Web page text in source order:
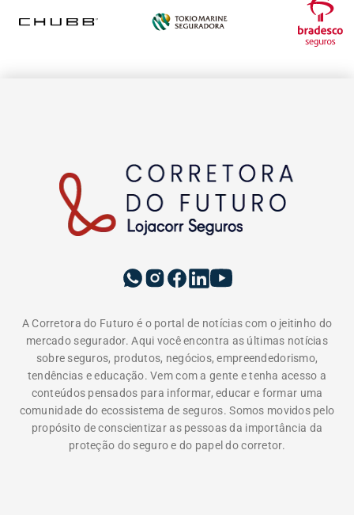
sobre seguros, produtos, negócios, empreendedorismo,
tendências e educação. Vem com a gente e tenha acesso a
conteúdos pensados para informar, educar e formar uma
EDITORIAS
INSTITUCIONAL
Corretora do Futuro © 2026 Todos os direitos
reservados.
Política de privacidadeTermos de UsoFale Conosco